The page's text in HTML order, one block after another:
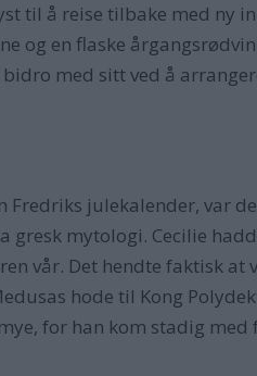
til å reise tilbake med ny
og en flaske
med sitt ved å
Fredriks julekalender, var
gresk mytologi. Cecilie
vår. Det hendte faktisk at
hode til Kong
for han kom stadig med